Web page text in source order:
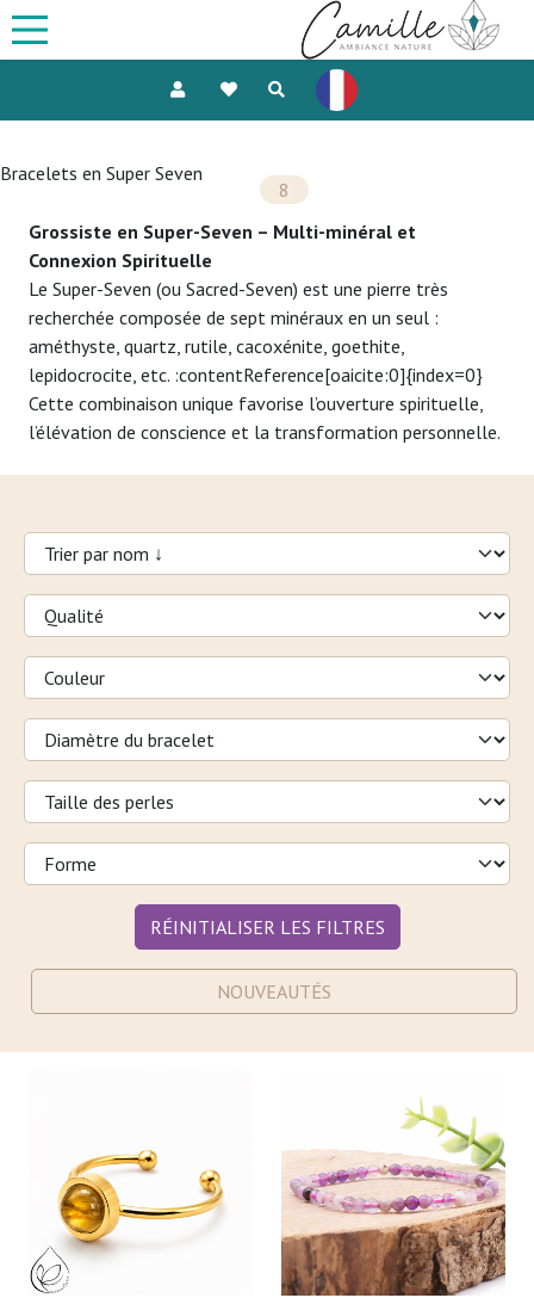
Bracelets en Super Seven
8
Grossiste en Super-Seven – Multi-minéral et
Connexion Spirituelle
Le Super-Seven (ou Sacred-Seven) est une pierre très
recherchée composée de sept minéraux en un seul :
améthyste, quartz, rutile, cacoxénite, goethite,
lepidocrocite, etc. :contentReference[oaicite:0]{index=0}
Cette combinaison unique favorise l’ouverture spirituelle,
l’élévation de conscience et la transformation personnelle.
RÉINITIALISER LES FILTRES
NOUVEAUTÉS